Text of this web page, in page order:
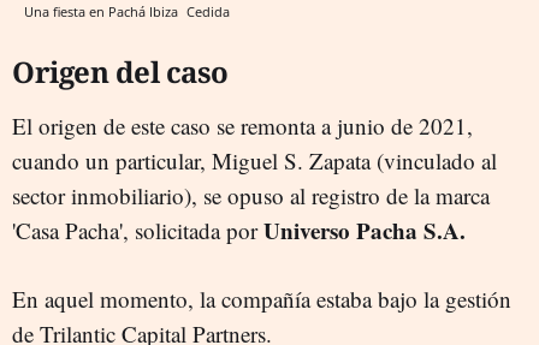
Una fiesta en Pachá Ibiza Cedida
Origen del caso
El origen de este caso se remonta a junio de 2021,
cuando un particular, Miguel S. Zapata (vinculado al
sector inmobiliario), se opuso al registro de la marca
'Casa Pacha', solicitada porUniverso Pacha S.A.
En aquel momento, la compañía estaba bajo la gestión
de Trilantic Capital Partners.